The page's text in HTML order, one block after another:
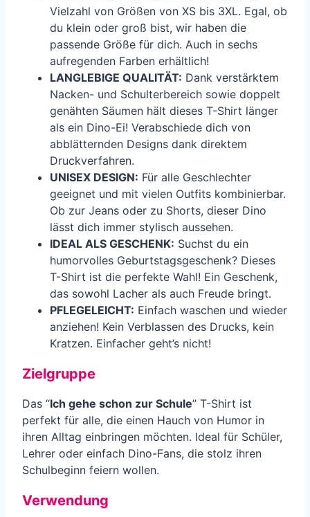
Vielzahl von Größen von XS bis 3XL. Egal, ob
du klein oder groß bist, wir haben die
passende Größe für dich. Auch in sechs
aufregenden Farben erhältlich!
LANGLEBIGE QUALITÄT: Dank verstärktem
Nacken- und Schulterbereich sowie doppelt
genähten Säumen hält dieses T-Shirt länger
als ein Dino-Ei! Verabschiede dich von
abblätternden Designs dank direktem
Druckverfahren.
UNISEX DESIGN: Für alle Geschlechter
geeignet und mit vielen Outfits kombinierbar.
Ob zur Jeans oder zu Shorts, dieser Dino
lässt dich immer stylisch aussehen.
IDEAL ALS GESCHENK: Suchst du ein
humorvolles Geburtstagsgeschenk? Dieses
T-Shirt ist die perfekte Wahl! Ein Geschenk,
das sowohl Lacher als auch Freude bringt.
PFLEGELEICHT: Einfach waschen und wieder
anziehen! Kein Verblassen des Drucks, kein
Kratzen. Einfacher geht’s nicht!
Zielgruppe
Das “Ich gehe schon zur Schule” T-Shirt ist
perfekt für alle, die einen Hauch von Humor in
ihren Alltag einbringen möchten. Ideal für Schüler,
Lehrer oder einfach Dino-Fans, die stolz ihren
Schulbeginn feiern wollen.
Verwendung